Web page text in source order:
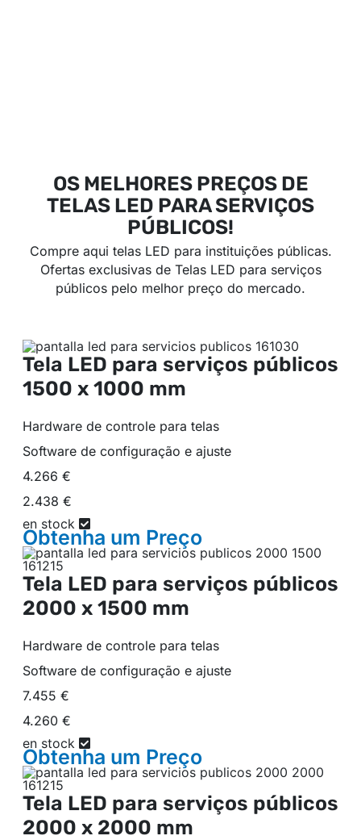
OS MELHORES PREÇOS DE
TELAS LED PARA SERVIÇOS
PÚBLICOS!
Compre aqui telas LED para instituições públicas.
Ofertas exclusivas de Telas LED para serviços
públicos pelo melhor preço do mercado.
Tela LED para serviços públicos
1500 x 1000 mm
Hardware de controle para telas
Software de configuração e ajuste
4.266 €
2.438 €
en stock
Obtenha um Preço
Tela LED para serviços públicos
2000 x 1500 mm
Hardware de controle para telas
Software de configuração e ajuste
7.455 €
4.260 €
en stock
Obtenha um Preço
Tela LED para serviços públicos
2000 x 2000 mm